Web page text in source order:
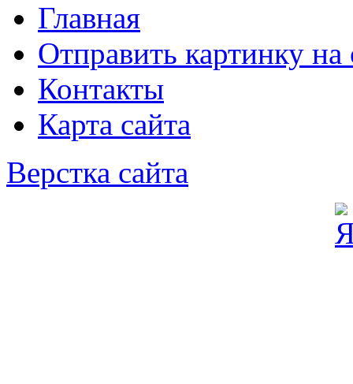
Главная
Отправить картинку на
Контакты
Карта сайта
Верстка сайта